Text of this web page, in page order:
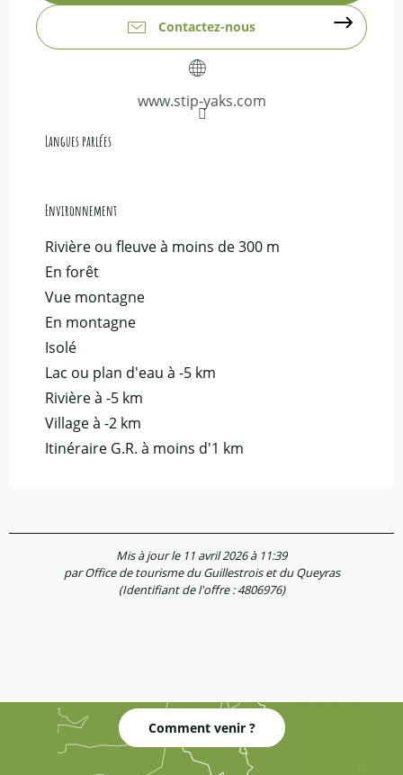
Contactez-nous
www.stip-yaks.com
Langues parlées
Langues parlées
Environnement
Environnement
Rivière ou fleuve à moins de 300 m
En forêt
Vue montagne
En montagne
Isolé
Lac ou plan d'eau à -5 km
Rivière à -5 km
Village à -2 km
Itinéraire G.R. à moins d'1 km
Mis à jour le 11 avril 2026 à 11:39
par Office de tourisme du Guillestrois et du Queyras
(Identifiant de l'offre :4806976)
Comment venir ?